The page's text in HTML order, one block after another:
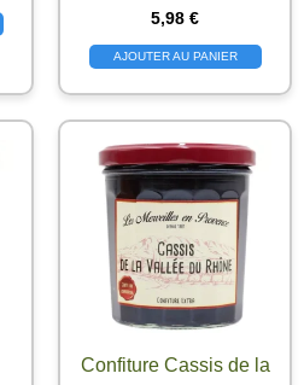
5,98 €
AJOUTER AU PANIER
Confiture Cassis de la